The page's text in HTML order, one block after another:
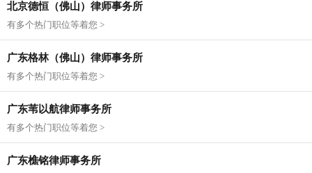
北京德恒（佛山）律师事务所
有多个热门职位等着您 >
广东格林（佛山）律师事务所
有多个热门职位等着您 >
广东苇以航律师事务所
有多个热门职位等着您 >
广东樵铭律师事务所